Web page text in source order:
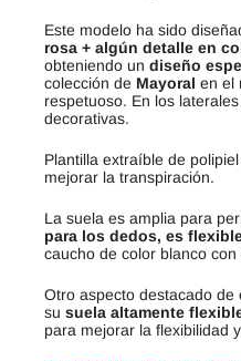
Este modelo ha sido
rosa + algún detalle en
obteniendo un diseño
colección de Mayoral en el
respetuoso. En los
decorativas.
Plantilla extraíble de
mejorar la transpiración.
La suela es amplia para
para los dedos, es
caucho de color blanco con
Otro aspecto destacado
su suela altamente
para mejorar la flexibilidad